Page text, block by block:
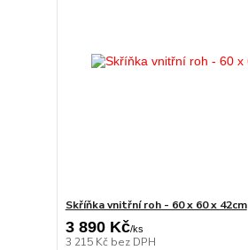
Skříňka vnitřní roh - 60 x 60 x 42cm
3 890 Kč/ks
3 215 Kč bez DPH